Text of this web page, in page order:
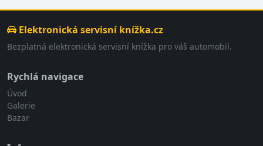
Elektronická servisní knížka.cz
Bezplatná elektronická servisní knížka pro váš automobil.
Rychlá navigace
Úvod
Galerie
Bazar